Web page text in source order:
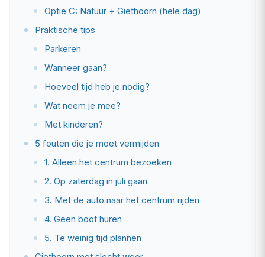
Optie C: Natuur + Giethoorn (hele dag)
Praktische tips
Parkeren
Wanneer gaan?
Hoeveel tijd heb je nodig?
Wat neem je mee?
Met kinderen?
5 fouten die je moet vermijden
1. Alleen het centrum bezoeken
2. Op zaterdag in juli gaan
3. Met de auto naar het centrum rijden
4. Geen boot huren
5. Te weinig tijd plannen